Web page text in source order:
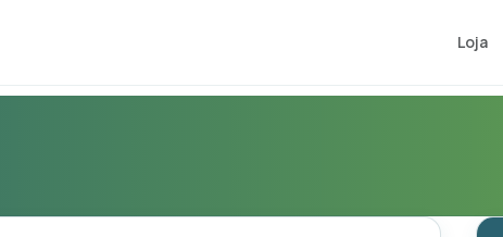
Loja